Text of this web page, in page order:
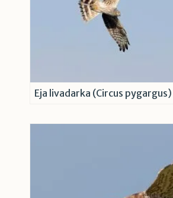
Eja livadarka (Circus pygargus)